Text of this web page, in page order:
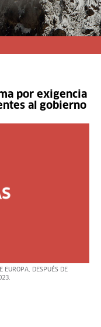
por exigencia
al gobierno
EUROPA, DESPUÉS DE